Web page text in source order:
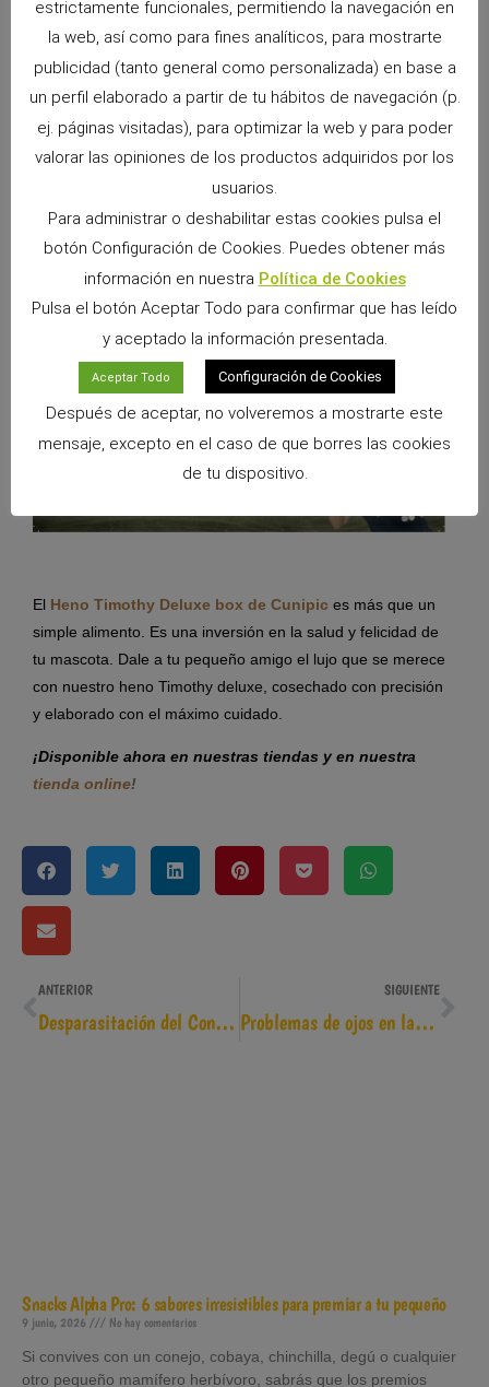
RRSSusando el hashtag #LuxuryBlendPetsHay.
Queremos inundar las redes
con imágenes únicas de
nuestros compañeros disfrutando de una experiencia
inigualable. Las publicaciones más creativas y
sorprendentes serán lasprotagonistasen nuestras redes
sociales de Cunipic, y las más ingeniosas tendrán la
premios increíbles!
El Heno Timothy Deluxe box de Cunipic es más que un
simple alimento. Es una inversión en la salud y felicidad de
tu mascota. Dale a tu pequeño amigo el lujo que se merece
con nuestro heno Timothy deluxe, cosechado con precisión
y elaborado con el máximo cuidado.
¡Disponible ahora en nuestras tiendas y en nuestra
tienda online!
ANTERIOR
Desparasitación del Conejo Enano
SIGUIENTE
Problemas de ojos en las cobayas
Snacks Alpha Pro: 6 sabores irresistibles para premiar a tu pequeño
9 junio, 2026 No hay comentarios
Si convives con un conejo, cobaya, chinchilla, degú o cualquier
otro pequeño mamífero herbívoro, sabrás que los premios
estrictamente funcionales, permitiendo la navegación en
la web, así como para fines analíticos, para mostrarte
publicidad (tanto general como personalizada) en base a
un perfil elaborado a partir de tu hábitos de navegación (p.
ej. páginas visitadas), para optimizar la web y para poder
valorar las opiniones de los productos adquiridos por los
usuarios.
Para administrar o deshabilitar estas cookies pulsa el
botón Configuración de Cookies. Puedes obtener más
información en nuestra Política de Cookies
Pulsa el botón Aceptar Todo para confirmar que has leído
y aceptado la información presentada.
Aceptar Todo Configuración de Cookies
Después de aceptar, no volveremos a mostrarte este
mensaje, excepto en el caso de que borres las cookies
de tu dispositivo.